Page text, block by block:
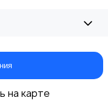
на карте